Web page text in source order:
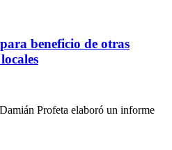
beneficio de otras
Profeta elaboró un informe